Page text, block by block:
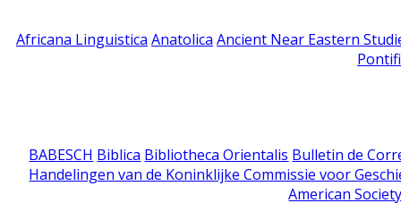
Africana Linguistica Anatolica Ancient Near Eastern
BABESCH Biblica Bibliotheca Orientalis Bulletin de
Handelingen van de Koninklijke Commissie voor
American